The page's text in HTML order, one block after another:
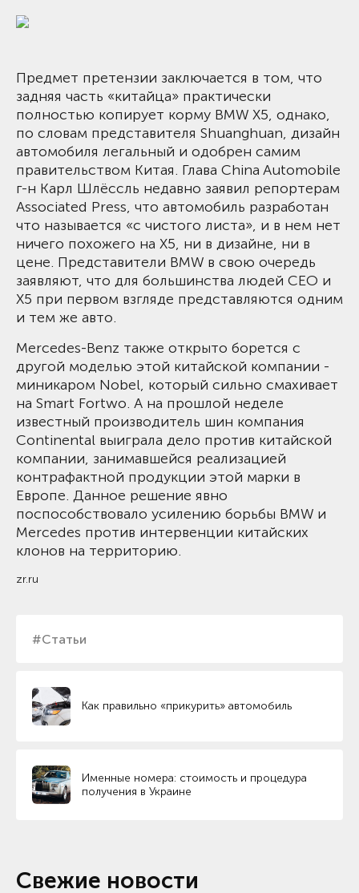
#Статьи
Как правильно «прикурить» автомобиль
Именные номера: стоимость и процедура
получения в Украине
Предмет претензии заключается в том, что
задняя часть «китайца» практически
полностью копирует корму BMW X5, однако,
по словам представителя Shuanghuan, дизайн
автомобиля легальный и одобрен самим
правительством Китая. Глава China Automobile
г-н Карл Шлёссль недавно заявил репортерам
Associated Press, что автомобиль разработан
что называется «с чистого листа», и в нем нет
ничего похожего на X5, ни в дизайне, ни в
цене. Представители BMW в свою очередь
заявляют, что для большинства людей CEO и
X5 при первом взгляде представляются одним
и тем же авто.
Mercedes-Benz также открыто борется с
другой моделью этой китайской компании -
миникаром Nobel, который сильно смахивает
на Smart Fortwo. А на прошлой неделе
известный производитель шин компания
Continental выиграла дело против китайской
компании, занимавшейся реализацией
контрафактной продукции этой марки в
Европе. Данное решение явно
поспособствовало усилению борьбы BMW и
Mercedes против интервенции китайских
клонов на территорию.
zr.ru
Свежие новости